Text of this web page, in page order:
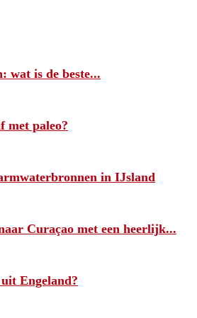
wat is de beste...
met paleo?
in IJsland
Curaçao met een heerlijk...
Engeland?